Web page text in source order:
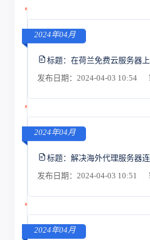
2024年04月
标题： 在荷兰免费云服务器
发布日期：2024-04-03 10:54
2024年04月
标题： 解决海外代理服务器
发布日期：2024-04-03 10:51
2024年04月